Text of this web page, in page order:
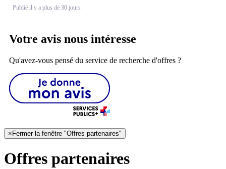
Publié il y a plus de 30 jours
Votre avis nous intéresse
Qu'avez-vous pensé du service de recherche d'offres ?
×Fermer la fenêtre "Offres partenaires"
Offres partenaires